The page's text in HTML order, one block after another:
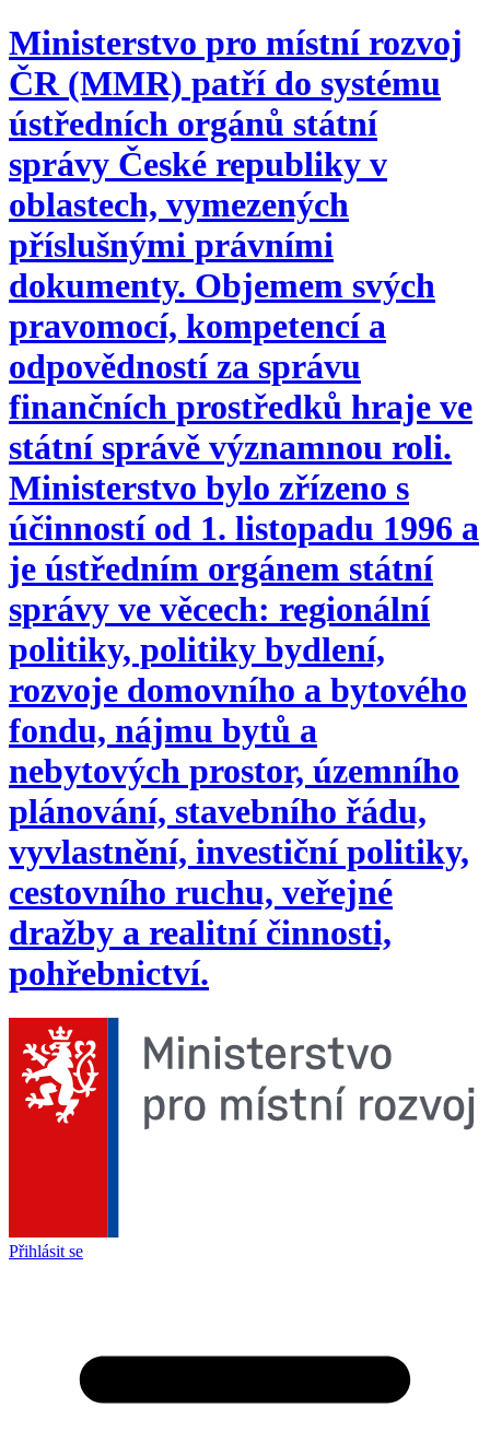
Ministerstvo pro místní rozvoj
ČR (MMR) patří do systému
ústředních orgánů státní
správy České republiky v
oblastech, vymezených
příslušnými právními
dokumenty. Objemem svých
pravomocí, kompetencí a
odpovědností za správu
finančních prostředků hraje ve
státní správě významnou roli.
Ministerstvo bylo zřízeno s
účinností od 1. listopadu 1996 a
je ústředním orgánem státní
správy ve věcech: regionální
politiky, politiky bydlení,
rozvoje domovního a bytového
fondu, nájmu bytů a
nebytových prostor, územního
plánování, stavebního řádu,
vyvlastnění, investiční politiky,
cestovního ruchu, veřejné
dražby a realitní činnosti,
pohřebnictví.
Přihlásit se